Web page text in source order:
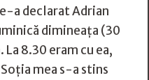
a declarat Adrian
dimineața (30
8.30 eram cu ea,
mea s-a stins